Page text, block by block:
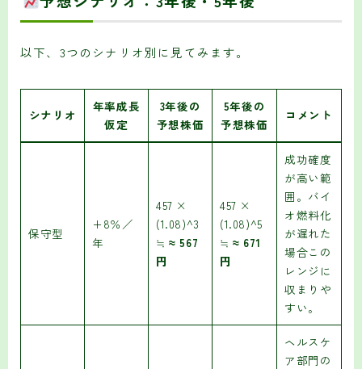
以下、3つのシナリオ別に見てみます。
シナリオ
年率成長
仮定
3年後の
予想株価
5年後の
予想株価
コメント
保守型
+8％／
年
457 ×
(1.08)^3
≒≈ 567
円
457 ×
(1.08)^5
≒≈ 671
円
成功確度
が高い範
囲。バイ
オ燃料化
が遅れた
場合この
レンジに
収まりや
すい。
ヘルスケ
ア部門の